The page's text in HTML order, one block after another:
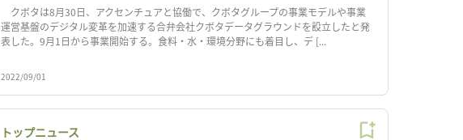
クボタは8月30日、アクセンチュアと協働で、クボタグループの事業モデルや事業
運営基盤のデジタル変革を加速する合弁会社クボタデータグラウンドを設立したと発
表した。9月1日から事業開始する。食料・水・環境分野にも着目し、デ [...
2022/09/01
トップニュース